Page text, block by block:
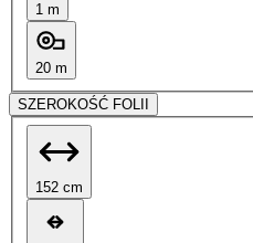
1 m
20 m
SZEROKOŚĆ FOLII
152 cm